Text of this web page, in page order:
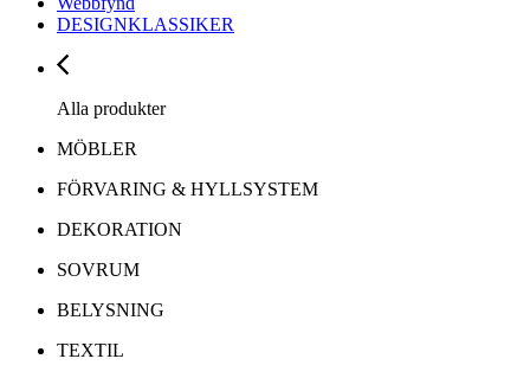
DESIGNKLASSIKER
Alla produkter
MÖBLER
FÖRVARING & HYLLSYSTEM
DEKORATION
SOVRUM
BELYSNING
TEXTIL